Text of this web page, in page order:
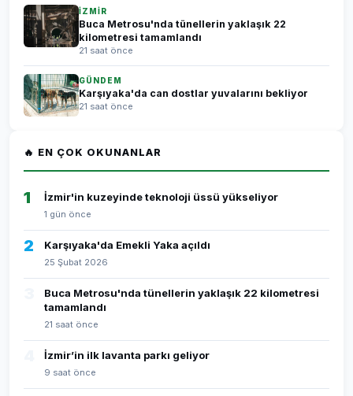
İZMİR
Buca Metrosu'nda tünellerin yaklaşık 22
kilometresi tamamlandı
21 saat önce
GÜNDEM
Karşıyaka'da can dostlar yuvalarını bekliyor
21 saat önce
🔥 EN ÇOK OKUNANLAR
1 İzmir'in kuzeyinde teknoloji üssü yükseliyor
1 gün önce
2 Karşıyaka'da Emekli Yaka açıldı
25 Şubat 2026
Buca Metrosu'nda tünellerin yaklaşık 22 kilometresi
tamamlandı
21 saat önce
İzmir’in ilk lavanta parkı geliyor
9 saat önce